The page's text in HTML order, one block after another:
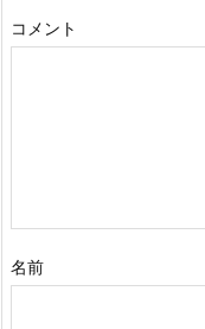
コメント
名前